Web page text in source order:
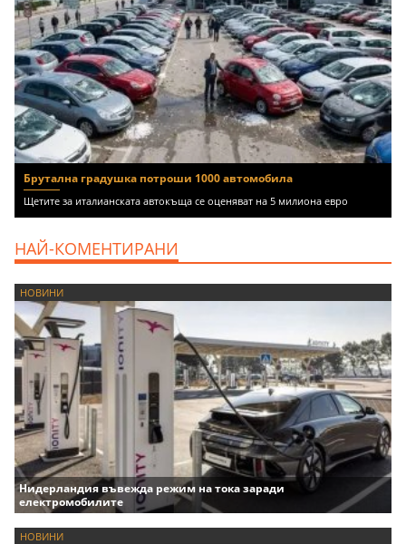
Брутална градушка потроши 1000 автомобила
Щетите за италианската автокъща се оценяват на 5 милиона евро
НАЙ-КОМЕНТИРАНИ
НОВИНИ
Нидерландия въвежда режим на тока заради
електромобилите
НОВИНИ